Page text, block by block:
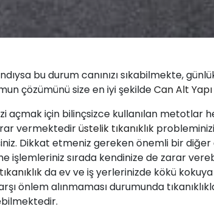
bu durum canınızı sıkabilmekte,
çözümünü size en iyi şekildeCan Alt
açmak için bilinçsizce kullanılan metotlar
vermektedirüstelik tıkanıklık
Dikkat etmeniz gereken önemli bir diğer
işlemleriniz sırada kendinize de zarar
tıkanıklıkda ev ve iş yerlerinizde kökü
önlem alınmaması durumunda